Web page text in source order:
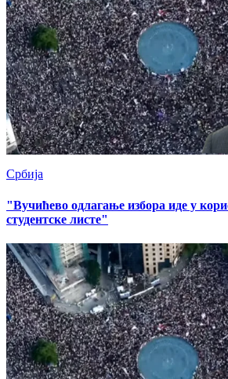
Србија
"Вучићево одлагање избора иде у
студентске листе"